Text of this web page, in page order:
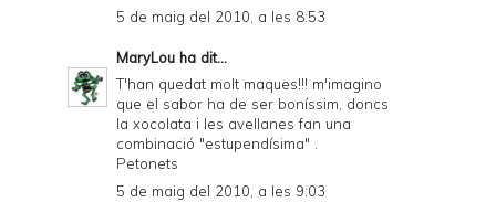
5 de maig del 2010, a les 8:53
MaryLou ha dit...
T'han quedat molt maques!!! m'imagino
que el sabor ha de ser boníssim, doncs
la xocolata i les avellanes fan una
combinació "estupendísima" .
Petonets
5 de maig del 2010, a les 9:03